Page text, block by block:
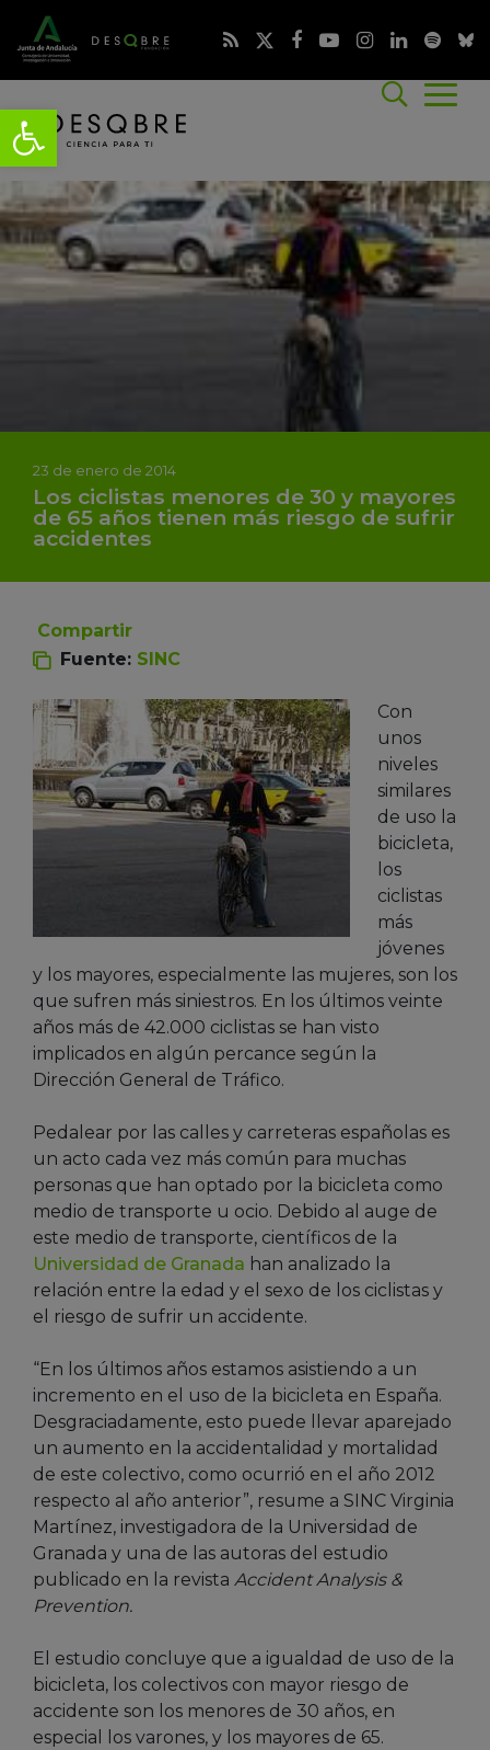
23 de enero de 2014
Los ciclistas menores de 30 y mayores
de 65 años tienen más riesgo de sufrir
accidentes
Compartir
Fuente: SINC
Con
unos
niveles
similares
de uso la
bicicleta,
los
ciclistas
más
jóvenes
y los mayores, especialmente las mujeres, son los
que sufren más siniestros. En los últimos veinte
años más de 42.000 ciclistas se han visto
implicados en algún percance según la
Dirección General de Tráfico.
Pedalear por las calles y carreteras españolas es
un acto cada vez más común para muchas
personas que han optado por la bicicleta como
medio de transporte u ocio. Debido al auge de
este medio de transporte, científicos de la
Universidad de Granada han analizado la
relación entre la edad y el sexo de los ciclistas y
el riesgo de sufrir un accidente.
“En los últimos años estamos asistiendo a un
incremento en el uso de la bicicleta en España.
Desgraciadamente, esto puede llevar aparejado
un aumento en la accidentalidad y mortalidad
de este colectivo, como ocurrió en el año 2012
respecto al año anterior”, resume a SINC Virginia
Martínez, investigadora de la Universidad de
Granada y una de las autoras del estudio
publicado en la revista Accident Analysis &
Prevention.
El estudio concluye que a igualdad de uso de la
bicicleta, los colectivos con mayor riesgo de
accidente son los menores de 30 años, en
especial los varones, y los mayores de 65.